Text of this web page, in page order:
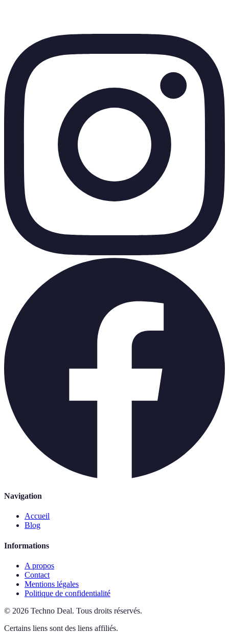
Navigation
Accueil
Blog
Informations
A propos
Contact
Mentions légales
Politique de confidentialité
© 2026 Techno Deal. Tous droits réservés.
Certains liens sont des liens affiliés.